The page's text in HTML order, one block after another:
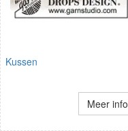
Kussen
Meer info